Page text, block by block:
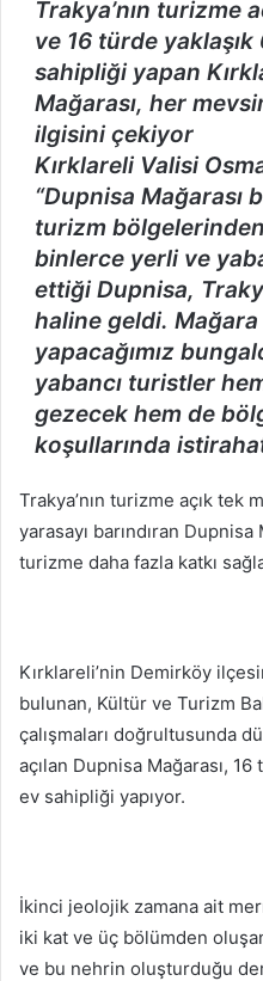
Trakya’nın turizme
ve 16 türde
sahipliği yapan
Mağarası, her
ilgisini çekiyor
Kırklareli Valisi
“Dupnisa Mağarası
turizm
binlerce yerli ve
ettiği Dupnisa,
haline geldi.
yapacağımız
yabancı turistler
gezecek hem de
koşullarında
Trakya’nın turizme açık tek
yarasayı barındıran Dupnisa
turizme daha fazla katkı
Kırklareli’nin Demirköy
bulunan, Kültür ve Turizm
çalışmaları doğrultusunda
açılan Dupnisa Mağarası,
ev sahipliği yapıyor.
İkinci jeolojik zamana ait
iki kat ve üç bölümden
ve bu nehrin oluşturduğu